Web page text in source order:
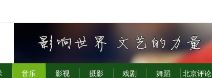
音乐 影视 摄影 戏剧 舞蹈 北京评论